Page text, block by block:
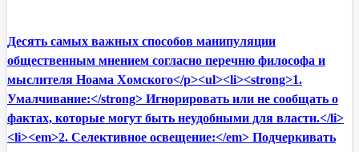
Десять самых важных способов манипуляции
общественным мнением согласно перечню философа и
мыслителя Ноама Хомского</p><ul><li><strong>1.
Умалчивание:</strong> Игнорировать или не сообщать о
фактах, которые могут быть неудобными для власти.</li>
<li><em>2. Селективное освещение:</em> Подчеркивать